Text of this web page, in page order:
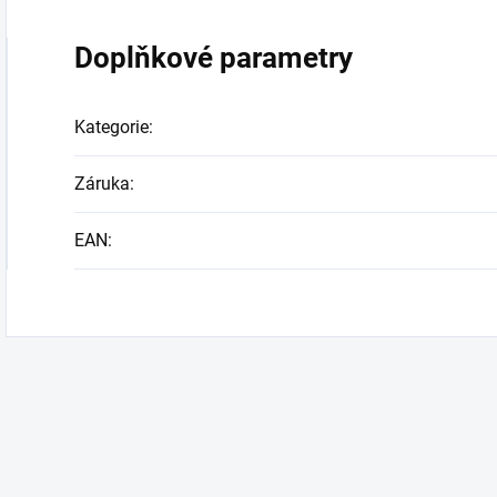
Doplňkové parametry
Kategorie:
Záruka:
EAN: